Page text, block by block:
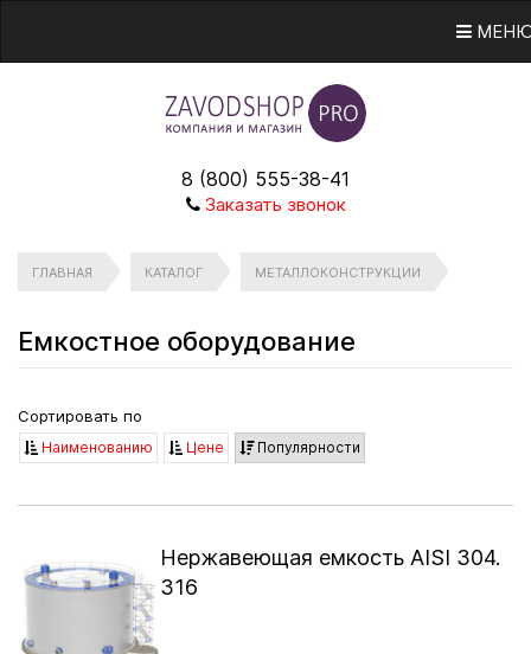
8 (800) 555-38-41
Заказать звонок
ГЛАВНАЯ КАТАЛОГ МЕТАЛЛОКОНСТРУКЦИИ
Емкостное оборудование
Сортировать по
Наименованию Цене Популярности
Нержавеющая емкость AISI 304.
316